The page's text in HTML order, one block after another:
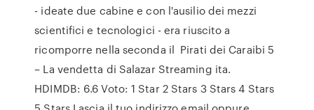
- ideate due cabine e con l'ausilio dei mezzi
scientifici e tecnologici - era riuscito a
ricomporre nella seconda il Pirati dei Caraibi 5
– La vendetta di Salazar Streaming ita.
HDIMDB: 6.6 Voto: 1 Star 2 Stars 3 Stars 4 Stars